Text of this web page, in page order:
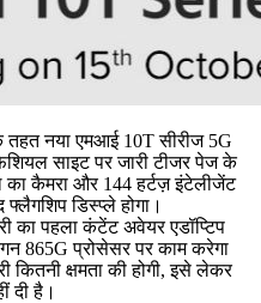
नया एमआई 10T सीरीज 5G
साइट पर जारी टीजर पेज के
का कैमरा और 144 हर्टज़ इंटेलीजेंट
डिस्प्ले होगा।
का पहला कंटेंट अवेयर एडॉप्टिप
865G प्रोसेसर पर काम करेगा
कितनी क्षमता की होगी, इसे लेकर
दी है।